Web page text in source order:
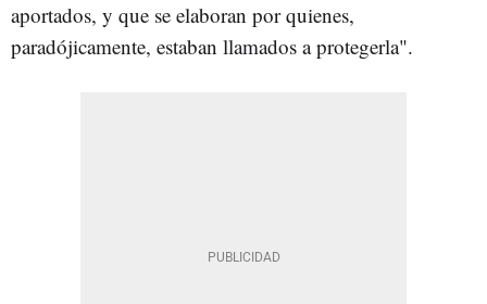
aportados, y que se elaboran por quienes,
paradójicamente, estaban llamados a protegerla".